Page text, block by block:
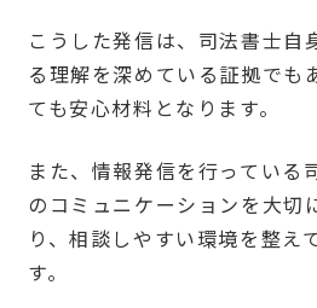
こうした発信は、司法書士自
る理解を深めている証拠でも
ても安心材料となります。
また、情報発信を行っている
のコミュニケーションを大切
り、相談しやすい環境を整え
す。